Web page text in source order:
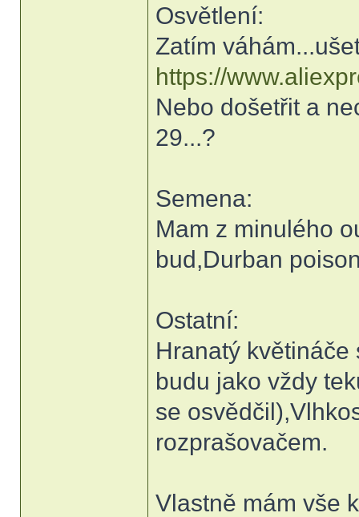
Osvětlení:
Zatím
https://
Nebo došetřit a
29...?
Semena:
Mam z minulého
bud,Durban
Ostatní:
Hranatý
budu jako vždy
se
rozprašovačem.
Vlastně mám vše